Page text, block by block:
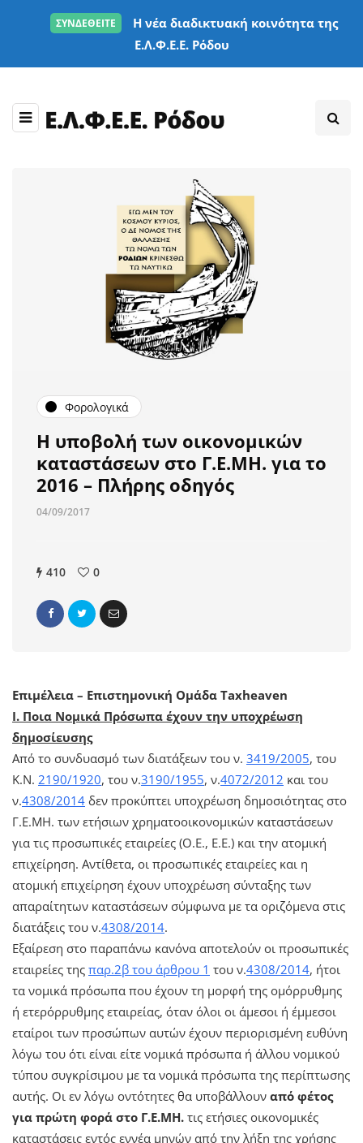
ΣΥΝΔΕΘΕΙΤΕ
Η νέα διαδικτυακή κοινότητα της
Ε.Λ.Φ.Ε.Ε. Ρόδου
Φορολογικά
Η υποβολή των οικονομικών
καταστάσεων στο Γ.Ε.ΜΗ. για το
2016 – Πλήρης οδηγός
04/09/2017
410 0
Επιμέλεια – Επιστημονική Ομάδα Taxheaven
I. Ποια Νομικά Πρόσωπα έχουν την υποχρέωση
δημοσίευσης
Από το συνδυασμό των διατάξεων του ν. 3419/2005, του
Κ.Ν. 2190/1920, του ν.3190/1955, ν.4072/2012 και του
ν.4308/2014 δεν προκύπτει υποχρέωση δημοσιότητας στο
Γ.Ε.ΜΗ. των ετήσιων χρηματοοικονομικών καταστάσεων
για τις προσωπικές εταιρείες (Ο.Ε., Ε.Ε.) και την ατομική
επιχείρηση. Αντίθετα, οι προσωπικές εταιρείες και η
ατομική επιχείρηση έχουν υποχρέωση σύνταξης των
απαραίτητων καταστάσεων σύμφωνα με τα οριζόμενα στις
διατάξεις του ν.4308/2014.
Εξαίρεση στο παραπάνω κανόνα αποτελούν οι προσωπικές
εταιρείες της παρ.2β του άρθρου 1 του ν.4308/2014, ήτοι
τα νομικά πρόσωπα που έχουν τη μορφή της ομόρρυθμης
ή ετερόρρυθμης εταιρείας, όταν όλοι οι άμεσοι ή έμμεσοι
εταίροι των προσώπων αυτών έχουν περιορισμένη ευθύνη
λόγω του ότι είναι είτε νομικά πρόσωπα ή άλλου νομικού
τύπου συγκρίσιμου με τα νομικά πρόσωπα της περίπτωσης
αυτής. Οι εν λόγω οντότητες θα υποβάλλουν από φέτος
για πρώτη φορά στο Γ.Ε.ΜΗ. τις ετήσιες οικονομικές
καταστάσεις εντός εννέα μηνών από την λήξη της χρήσης